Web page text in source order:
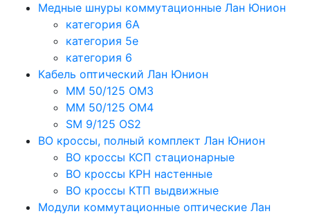
Медные шнуры коммутационные Лан Юнион
категория 6A
категория 5e
категория 6
Кабель оптический Лан Юнион
MM 50/125 OM3
MM 50/125 OM4
SM 9/125 OS2
ВО кроссы, полный комплект Лан Юнион
ВО кроссы КСП стационарные
ВО кроссы КРН настенные
ВО кроссы КТП выдвижные
Модули коммутационные оптические Лан